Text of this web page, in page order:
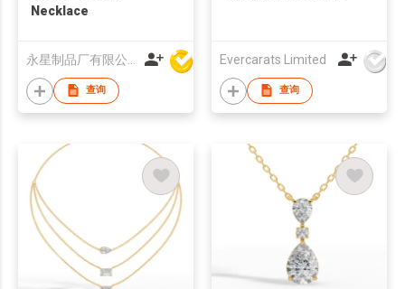
Necklace
查询
Evercarats Limited
查询